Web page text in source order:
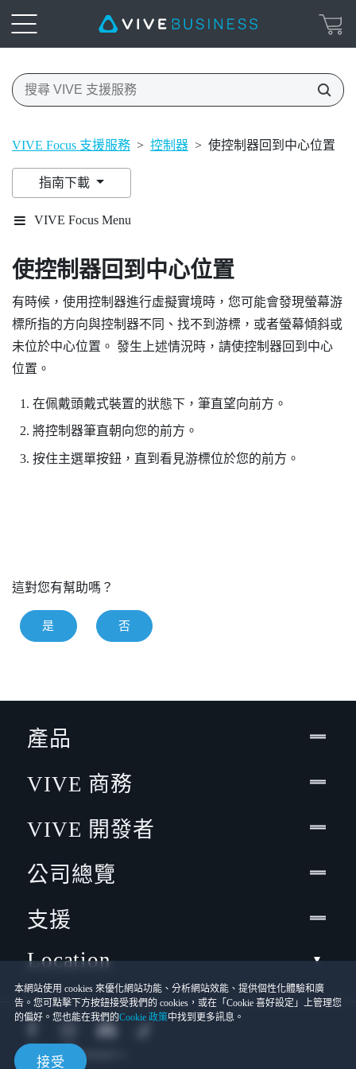
VIVE Focus 支援服務 > 控制器 > 使控制器回到中心位置
指南下載
VIVE Focus Menu
使控制器回到中心位置
有時候，使用控制器進行虛擬實境時，您可能會發現螢幕游
標所指的方向與控制器不同、找不到游標，或者螢幕傾斜或
未位於中心位置。 發生上述情況時，請使控制器回到中心
位置。
在佩戴頭戴式裝置的狀態下，筆直望向前方。
將控制器筆直朝向您的前方。
按住主選單按鈕，直到看見游標位於您的前方。
這對您有幫助嗎？
是 否
本網站使用 cookies 來優化網站功能、分析網站效能、提供個性化體驗和廣
告。您可點擊下方按鈕接受我們的 cookies，或在「Cookie 喜好設定」上管理您
的偏好。您也能在我們的Cookie 政策中找到更多訊息。
接受
產品
VIVE 商務
VIVE 開發者
公司總覽
支援
Location